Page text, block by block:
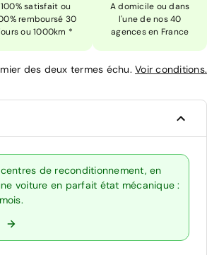
100% satisfait ou
remboursé 30
jours ou 1000km *
A domicile ou dans
l'une de nos 40
agences en France
des deux termes échu. Voir conditions.
de reconditionnement, en
voiture en parfait état mécanique :